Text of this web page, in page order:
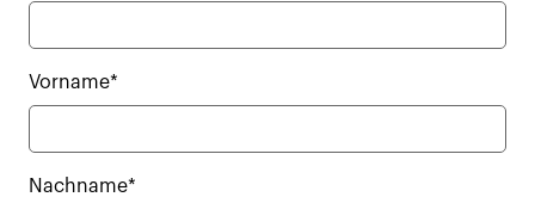
Vorname*
Nachname*